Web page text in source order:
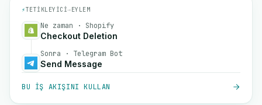
⚡TETIKLEYICI→EYLEM
Ne zaman · Shopify
Checkout Deletion
Sonra · Telegram Bot
Send Message
BU IŞ AKIŞINI KULLAN